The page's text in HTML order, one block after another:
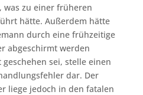
zu einer früheren
hätte. Außerdem hätte
durch eine frühzeitige
abgeschirmt werden
sei, stelle einen
dar. Der
liege jedoch in den fatalen